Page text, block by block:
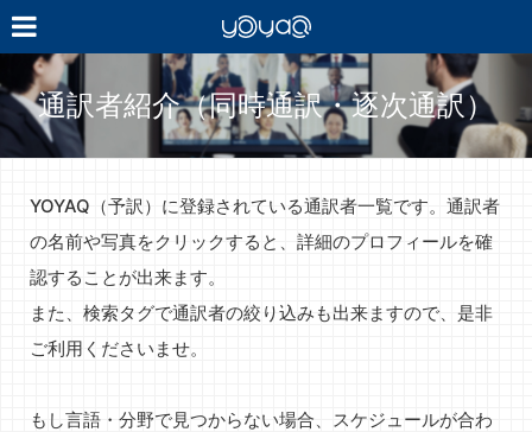
YOYAQ（予
訳）
通訳者紹介（同時通訳・逐次通訳）
YOYAQ（予訳）に登録されている通訳者一覧です。通訳者
の名前や写真をクリックすると、詳細のプロフィールを確
認することが出来ます。
また、検索タグで通訳者の絞り込みも出来ますので、是非
ご利用くださいませ。
もし言語・分野で見つからない場合、スケジュールが合わ